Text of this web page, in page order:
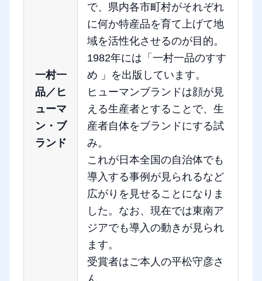
一村一
品／ヒ
ューマ
ン・ブ
ランド
で、県内各市町村がそれぞれ
に何か特産品を育て上げて地
域を活性化させるのが目的。
1982年には「一村一品のすす
め 」を出版しています。
ヒューマンブランドは顔が見
える生産者とすることで、生
産者自体をブランドにする試
み。
これが日本全国の自治体でも
導入する事例が見られるなど
広がりを見せることになりま
した。なお、現在では東南ア
ジアでも導入の動きが見られ
ます。
受賞者はご本人の平松守彦さ
ん。